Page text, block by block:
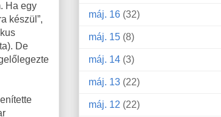
Ha egy
készül”,
De
máj. 16 (32)
máj. 15 (8)
máj. 14 (3)
máj. 13 (22)
máj. 12 (22)